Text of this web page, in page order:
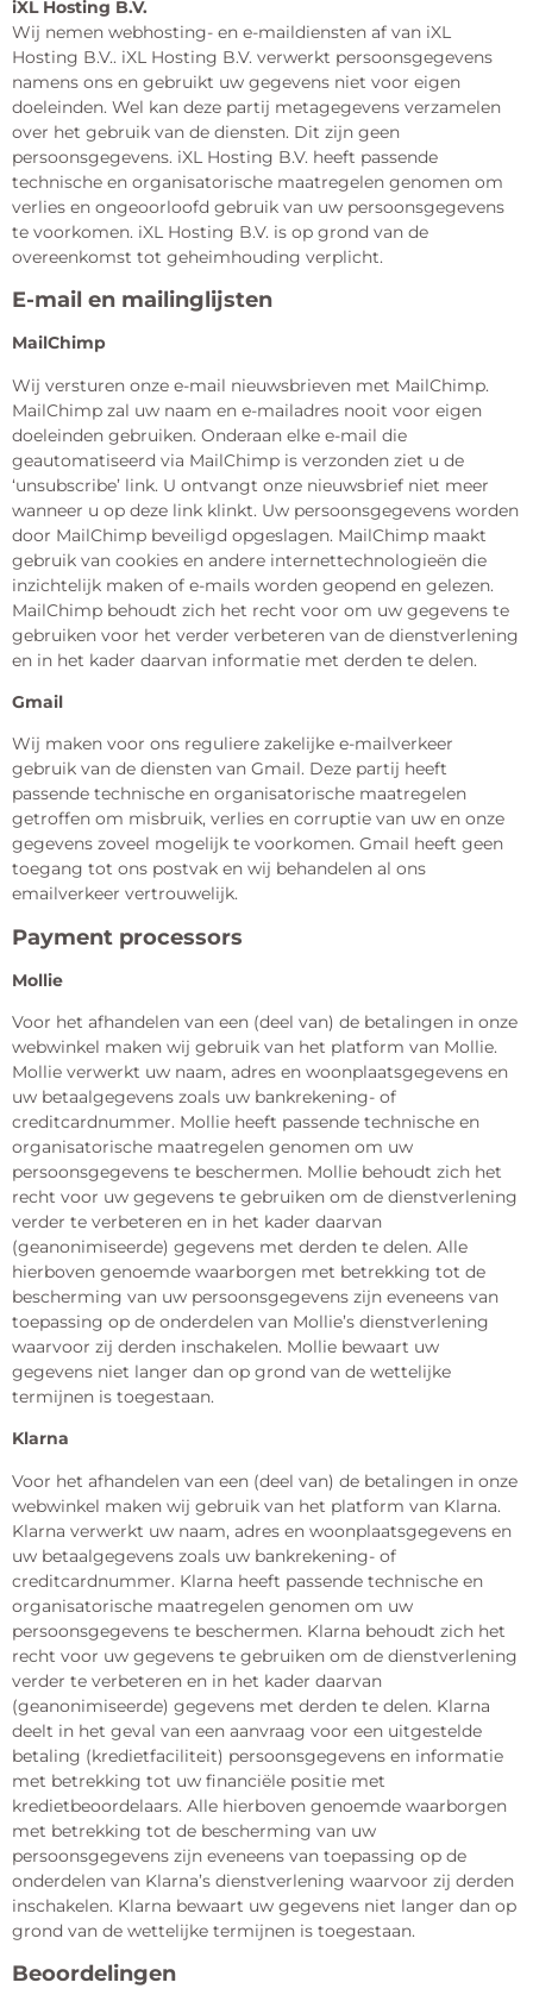
iXL Hosting B.V.
Wij nemen webhosting- en e-maildiensten af van iXL
Hosting B.V.. iXL Hosting B.V. verwerkt persoonsgegevens
namens ons en gebruikt uw gegevens niet voor eigen
doeleinden. Wel kan deze partij metagegevens verzamelen
over het gebruik van de diensten. Dit zijn geen
persoonsgegevens. iXL Hosting B.V. heeft passende
technische en organisatorische maatregelen genomen om
verlies en ongeoorloofd gebruik van uw persoonsgegevens
te voorkomen. iXL Hosting B.V. is op grond van de
overeenkomst tot geheimhouding verplicht.
E-mail en mailinglijsten
MailChimp
Wij versturen onze e-mail nieuwsbrieven met MailChimp.
MailChimp zal uw naam en e-mailadres nooit voor eigen
doeleinden gebruiken. Onderaan elke e-mail die
geautomatiseerd via MailChimp is verzonden ziet u de
‘unsubscribe’ link. U ontvangt onze nieuwsbrief niet meer
wanneer u op deze link klinkt. Uw persoonsgegevens worden
door MailChimp beveiligd opgeslagen. MailChimp maakt
gebruik van cookies en andere internettechnologieën die
inzichtelijk maken of e-mails worden geopend en gelezen.
MailChimp behoudt zich het recht voor om uw gegevens te
gebruiken voor het verder verbeteren van de dienstverlening
en in het kader daarvan informatie met derden te delen.
Gmail
Wij maken voor ons reguliere zakelijke e-mailverkeer
gebruik van de diensten van Gmail. Deze partij heeft
passende technische en organisatorische maatregelen
getroffen om misbruik, verlies en corruptie van uw en onze
gegevens zoveel mogelijk te voorkomen. Gmail heeft geen
toegang tot ons postvak en wij behandelen al ons
emailverkeer vertrouwelijk.
Payment processors
Mollie
Voor het afhandelen van een (deel van) de betalingen in onze
webwinkel maken wij gebruik van het platform van Mollie.
Mollie verwerkt uw naam, adres en woonplaatsgegevens en
uw betaalgegevens zoals uw bankrekening- of
creditcardnummer. Mollie heeft passende technische en
organisatorische maatregelen genomen om uw
persoonsgegevens te beschermen. Mollie behoudt zich het
recht voor uw gegevens te gebruiken om de dienstverlening
verder te verbeteren en in het kader daarvan
(geanonimiseerde) gegevens met derden te delen. Alle
hierboven genoemde waarborgen met betrekking tot de
bescherming van uw persoonsgegevens zijn eveneens van
toepassing op de onderdelen van Mollie’s dienstverlening
waarvoor zij derden inschakelen. Mollie bewaart uw
gegevens niet langer dan op grond van de wettelijke
termijnen is toegestaan.
Klarna
Voor het afhandelen van een (deel van) de betalingen in onze
webwinkel maken wij gebruik van het platform van Klarna.
Klarna verwerkt uw naam, adres en woonplaatsgegevens en
uw betaalgegevens zoals uw bankrekening- of
creditcardnummer. Klarna heeft passende technische en
organisatorische maatregelen genomen om uw
persoonsgegevens te beschermen. Klarna behoudt zich het
recht voor uw gegevens te gebruiken om de dienstverlening
verder te verbeteren en in het kader daarvan
(geanonimiseerde) gegevens met derden te delen. Klarna
deelt in het geval van een aanvraag voor een uitgestelde
betaling (kredietfaciliteit) persoonsgegevens en informatie
met betrekking tot uw financiële positie met
kredietbeoordelaars. Alle hierboven genoemde waarborgen
met betrekking tot de bescherming van uw
persoonsgegevens zijn eveneens van toepassing op de
onderdelen van Klarna’s dienstverlening waarvoor zij derden
inschakelen. Klarna bewaart uw gegevens niet langer dan op
grond van de wettelijke termijnen is toegestaan.
Beoordelingen